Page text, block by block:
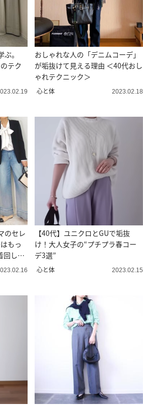
。
テク
おしゃれな人の「デニムコーデ」
が垢抜けて見える理由 ＜40代おし
ゃれテクニック＞
心と体 2023.02.18
のセレ
もっ
回しコ
【40代】ユニクロとGUで垢抜
け！大人女子の“プチプラ春コー
デ3選”
心と体 2023.02.15